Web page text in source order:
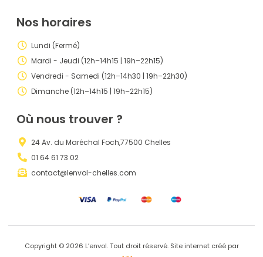
Nos horaires
Lundi (Fermé)
Mardi - Jeudi (12h–14h15 | 19h–22h15)
Vendredi - Samedi (12h–14h30 | 19h–22h30)
Dimanche (12h–14h15 | 19h–22h15)
Où nous trouver ?
24 Av. du Maréchal Foch,77500 Chelles
01 64 61 73 02
contact@lenvol-chelles.com
Copyright © 2026 L’envol. Tout droit réservé. Site internet créé par